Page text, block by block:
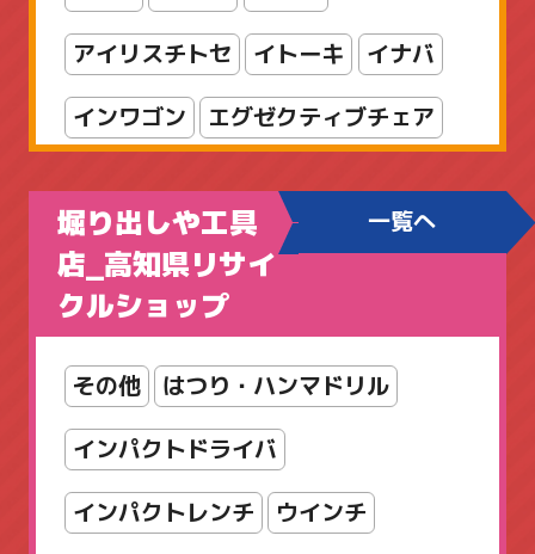
入門セット 新着商品 海水 竿
船竿
アイリスチトセ イトーキ イナバ
インワゴン エグゼクティブチェア
カウンター カリモク
シューズボックス
スタッキング スツール
スリッパラック セット
ダイヤル錠 パンフレットスタンド
堀り出しや工具
店_高知県リサイ
クルショップ
一覧へ
その他 はつり・ハンマドリル
インパクトドライバ
インパクトレンチ ウインチ